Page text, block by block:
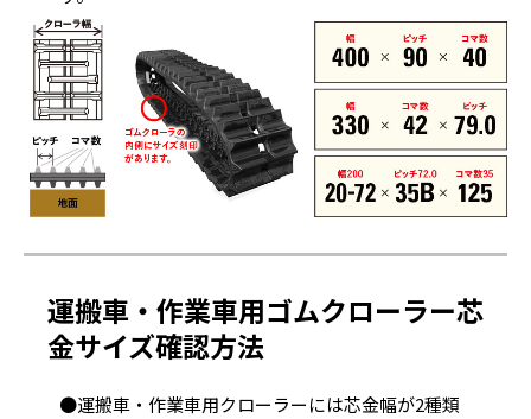
運搬車・作業車用ゴムクローラー芯
金サイズ確認方法
●運搬車・作業車用クローラーには芯金幅が2種類